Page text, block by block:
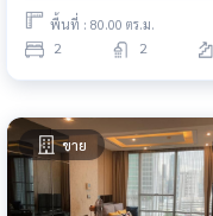
พื้นที่ : 80.00 ตร.ม.
2 2
ขาย